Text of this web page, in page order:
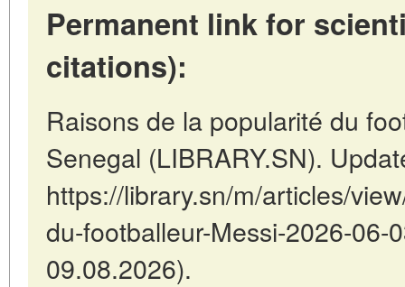
Permanent link for
citations):
Raisons de la popularité du
Senegal (LIBRARY.SN).
https://library.sn/m/articles/
du-footballeur-Messi-2026-06-
09.08.2026).